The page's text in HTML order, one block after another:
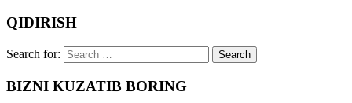
QIDIRISH
Search for:
BIZNI KUZATIB BORING